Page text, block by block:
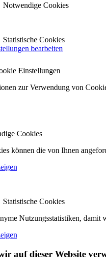
Notwendige Cookies
Statistische Cookies
bearbeiten
Einstellungen
zur Verwendung von
Cookies
können die von Ihnen
Statistische Cookies
Nutzungsstatistiken, damit
auf dieser Website